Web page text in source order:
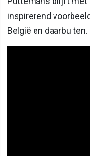
inspirerend
België en daarbuiten.